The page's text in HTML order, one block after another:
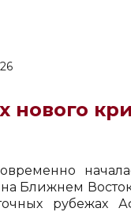
нового
Ближнем
рубежах